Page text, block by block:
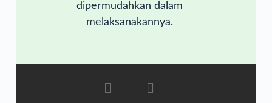
dipermudahkan dalam
melaksanakannya.